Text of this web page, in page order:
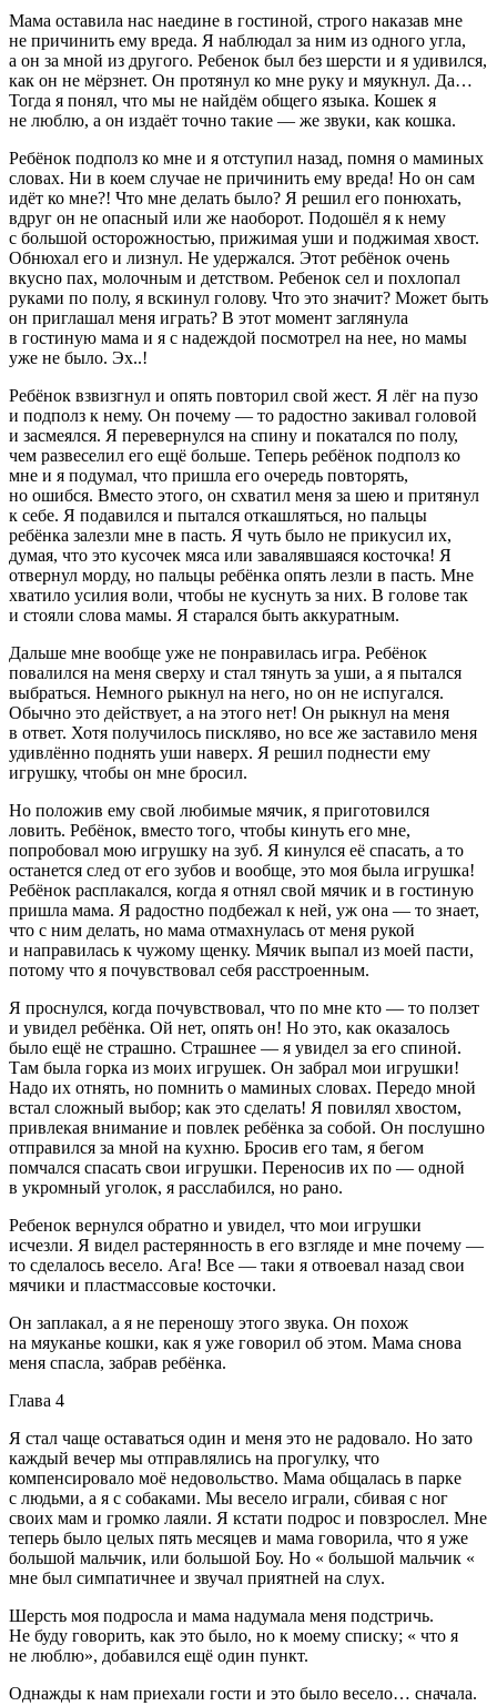
Мама оставила нас наедине в гостиной, строго наказав мне
не причинить ему вреда. Я наблюдал за ним из одного угла,
а он за мной из другого. Ребенок был без шерсти и я удивился,
как он не мёрзнет. Он протянул ко мне руку и мяукнул. Да…
Тогда я понял, что мы не найдём общего языка. Кошек я
не люблю, а он издаёт точно такие — же звуки, как кошка.
Ребёнок подполз ко мне и я отступил назад, помня о маминых
словах. Ни в коем случае не причинить ему вреда! Но он сам
идёт ко мне?! Что мне делать было? Я решил его понюхать,
вдруг он не опасный или же наоборот. Подошёл я к нему
с большой осторожностью, прижимая уши и поджимая хвост.
Обнюхал его и лизнул. Не удержался. Этот ребёнок очень
вкусно пах, молочным и детством. Ребенок сел и похлопал
руками по полу, я вскинул голову. Что это значит? Может быть
он приглашал меня играть? В этот момент заглянула
в гостиную мама и я с надеждой посмотрел на нее, но мамы
уже не было. Эх..!
Ребёнок взвизгнул и опять повторил свой жест. Я лёг на пузо
и подполз к нему. Он почему — то радостно закивал головой
и засмеялся. Я перевернулся на спину и покатался по полу,
чем развеселил его ещё больше. Теперь ребёнок подполз ко
мне и я подумал, что пришла его очередь повторять,
но ошибся. Вместо этого, он схватил меня за шею и притянул
к себе. Я подавился и пытался откашляться, но пальцы
ребёнка залезли мне в пасть. Я чуть было не прикусил их,
думая, что это кусочек мяса или завалявшаяся косточка! Я
отвернул морду, но пальцы ребёнка опять лезли в пасть. Мне
хватило усилия воли, чтобы не куснуть за них. В голове так
и стояли слова мамы. Я старался быть аккуратным.
Дальше мне вообще уже не понравилась игра. Ребёнок
повалился на меня сверху и стал тянуть за уши, а я пытался
выбраться. Немного рыкнул на него, но он не испугался.
Обычно это действует, а на этого нет! Он рыкнул на меня
в ответ. Хотя получилось пискляво, но все же заставило меня
удивлённо поднять уши наверх. Я решил поднести ему
игрушку, чтобы он мне бросил.
Но положив ему свой любимые мячик, я приготовился
ловить. Ребёнок, вместо того, чтобы кинуть его мне,
попробовал мою игрушку на зуб. Я кинулся её спасать, а то
останется след от его зубов и вообще, это моя была игрушка!
Ребёнок расплакался, когда я отнял свой мячик и в гостиную
пришла мама. Я радостно подбежал к ней, уж она — то знает,
что с ним делать, но мама отмахнулась от меня рукой
и направилась к чужому щенку. Мячик выпал из моей пасти,
потому что я почувствовал себя расстроенным.
Я проснулся, когда почувствовал, что по мне кто — то ползет
и увидел ребёнка. Ой нет, опять он! Но это, как оказалось
было ещё не страшно. Страшнее — я увидел за его спиной.
Там была горка из моих игрушек. Он забрал мои игрушки!
Надо их отнять, но помнить о маминых словах. Передо мной
встал сложный выбор; как это сделать! Я повилял хвостом,
привлекая внимание и повлек ребёнка за собой. Он послушно
отправился за мной на кухню. Бросив его там, я бегом
помчался спасать свои игрушки. Переносив их по — одной
в укромный уголок, я расслабился, но рано.
Ребенок вернулся обратно и увидел, что мои игрушки
исчезли. Я видел растерянность в его взгляде и мне почему —
то сделалось весело. Ага! Все — таки я отвоевал назад свои
мячики и пластмассовые косточки.
Он заплакал, а я не переношу этого звука. Он похож
на мяуканье кошки, как я уже говорил об этом. Мама снова
меня спасла, забрав ребёнка.
Глава 4
Я стал чаще оставаться один и меня это не радовало. Но зато
каждый вечер мы отправлялись на прогулку, что
компенсировало моё недовольство. Мама общалась в парке
с людьми, а я с собаками. Мы весело играли, сбивая с ног
своих мам и громко лаяли. Я кстати подрос и повзрослел. Мне
теперь было целых пять месяцев и мама говорила, что я уже
большой мальчик, или большой Боу. Но « большой мальчик «
мне был симпатичнее и звучал приятней на слух.
Шерсть моя подросла и мама надумала меня подстричь.
Не буду говорить, как это было, но к моему списку; « что я
не люблю», добавился ещё один пункт.
Однажды к нам приехали гости и это было весело… сначала.